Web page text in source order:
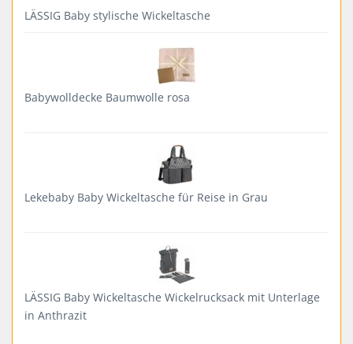
LÄSSIG Baby stylische Wickeltasche
Babywolldecke Baumwolle rosa
Lekebaby Baby Wickeltasche für Reise in Grau
LÄSSIG Baby Wickeltasche Wickelrucksack mit Unterlage
in Anthrazit